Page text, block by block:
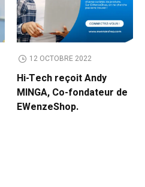
12 OCTOBRE 2022
Hi-Tech reçoit Andy
MINGA, Co-fondateur de
EWenzeShop.